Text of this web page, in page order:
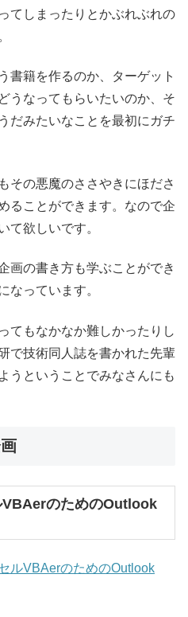
てしまったりとかぶれぶれの
書籍を作るのか、ターゲット
うなってもらいたいのか、そ
だみたいなことを最初にガチ
その悪魔のささやきにほださ
ることができます。なので企
て欲しいです。
画の書き方も学ぶことができ
なっています。
てもなかなか難しかったりし
で技術同人誌を書かれた先輩
うということでみなさんにも
VBAerのためのOutlook
セルVBAerのためのOutlook